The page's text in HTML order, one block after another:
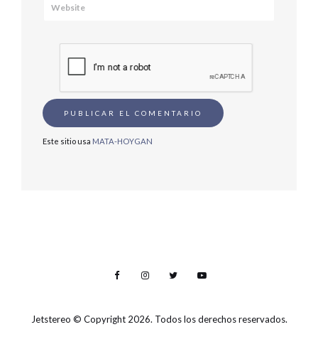
Este sitio usa MATA-HOYGAN
Jetstereo © Copyright 2026. Todos los derechos reservados.